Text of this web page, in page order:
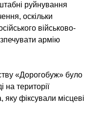
руйнування
оскільки
військово-
армію
«Дорогобуж» було
на території
фіксували місцеві